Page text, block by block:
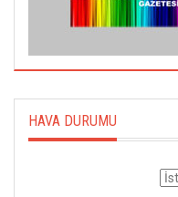
HAVA DURUMU